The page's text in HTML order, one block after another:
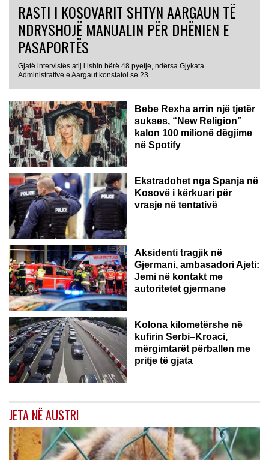
RASTI I KOSOVARIT SHTYN AARGAUN TË
NDRYSHOJË MANUALIN PËR DHËNIEN E
PASAPORTËS
Gjatë intervistës atij i ishin bërë 48 pyetje, ndërsa Gjykata
Administrative e Aargaut konstatoi se 23...
Bebe Rexha arrin një tjetër
sukses, “New Religion”
kalon 100 milionë dëgjime
në Spotify
Ekstradohet nga Spanja në
Kosovë i kërkuari për
vrasje në tentativë
GJERMANI
Aksidenti tragjik në
Gjermani, ambasadori Ajeti:
Jemi në kontakt me
autoritetet gjermane
Kolona kilometërshe në
kufirin Serbi–Kroaci,
mërgimtarët përballen me
pritje të gjata
JETA NË AUSTRI